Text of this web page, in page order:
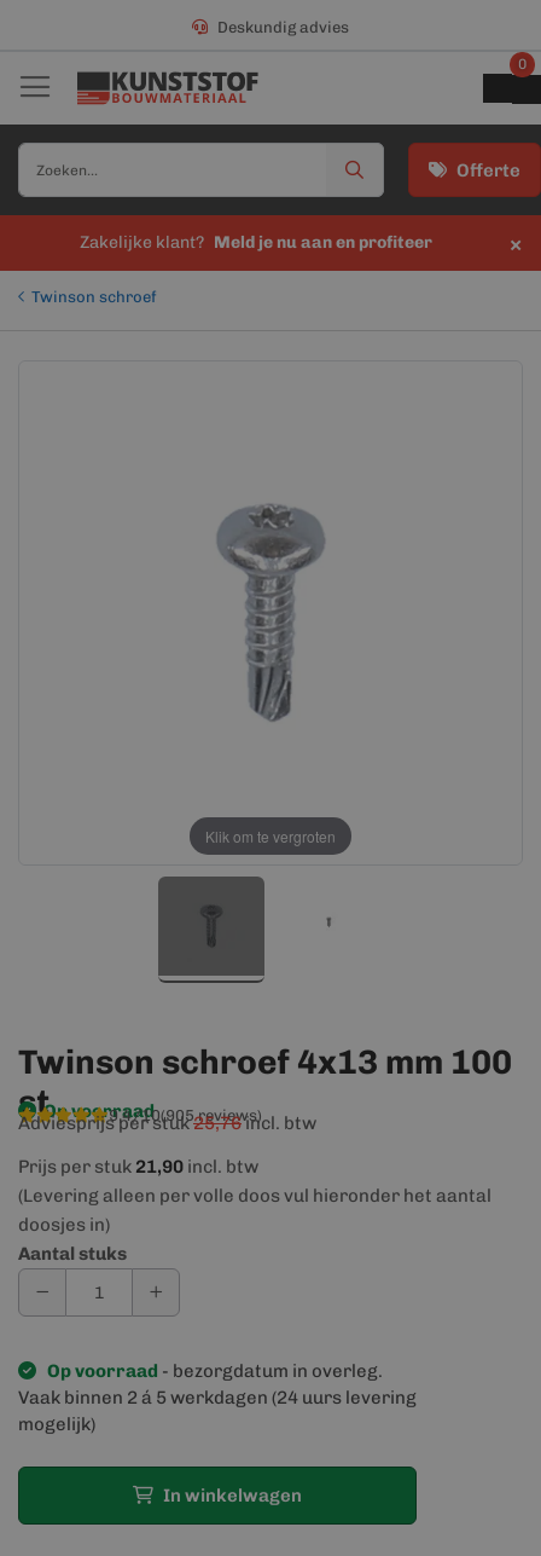
Deskundig advies
Offerte
0
Zakelijke klant? Meld je nu aan en profiteer ×
Twinson schroef
Klik om te vergroten
Twinson schroef 4x13 mm 100
stOp voorraad
9,4/10(905 reviews)
Adviesprijs per stuk25,76incl. btw
Prijs per stuk 21,90 incl. btw
(Levering alleen per volle doos vul hieronder het aantal
doosjes in)
Aantal stuks
Op voorraad - bezorgdatum in overleg.
Vaak binnen 2 á 5 werkdagen (24 uurs levering
mogelijk)
In winkelwagen